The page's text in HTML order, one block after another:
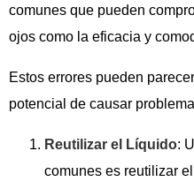
comunes que pueden
ojos como la eficacia y
Estos errores pueden
potencial de causar
Reutilizar el Líquido:
comunes es reutilizar